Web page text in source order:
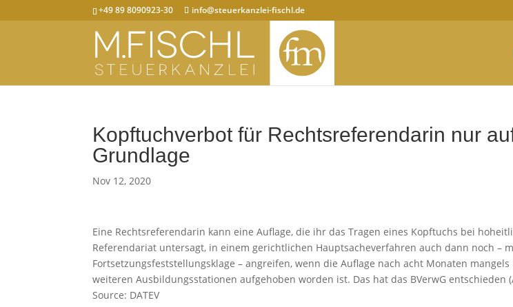
+49 89 8090923-30 info@steuerkanzlei-fischl.de
Kopftuchverbot für Rechtsreferendarin nur
Grundlage
Nov 12, 2020
Eine Rechtsreferendarin kann eine Auflage, die ihr das Tragen eines Kopftuchs bei
Referendariat untersagt, in einem gerichtlichen Hauptsacheverfahren auch dann noch –
Fortsetzungsfeststellungsklage – angreifen, wenn die Auflage nach acht Monaten
weiteren Ausbildungsstationen aufgehoben worden ist. Das hat das BVerwG entschieden
Source: DATEV